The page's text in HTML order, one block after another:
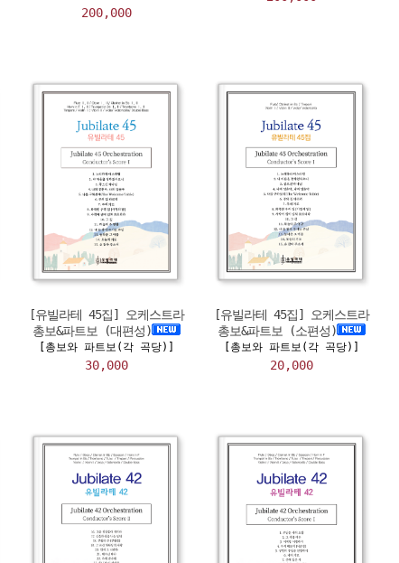
200,000
[유빌라테 45집] 오케스트라
총보&파트보 (대편성)
[총보와 파트보(각 곡당)]
30,000
[유빌라테 45집] 오케스트라
총보&파트보 (소편성)
[총보와 파트보(각 곡당)]
20,000